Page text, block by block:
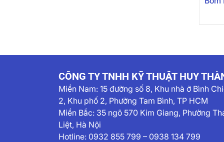
CÔNG TY TNHH KỸ THUẬT HUY
Miền Nam: 15 đường số 8, Khu nhà ở Bình
2, Khu phố 2, Phường Tam Bình, TP HCM
Miền Bắc: 35 ngõ 570 Kim Giang, Phường
Liệt, Hà Nội
Hotline: 0932 855 799 – 0938 134 799